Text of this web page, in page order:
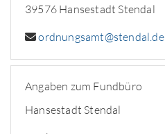
39576 Hansestadt Stendal
ordnungsamt@stendal.de
Angaben zum Fundbüro
Hansestadt Stendal